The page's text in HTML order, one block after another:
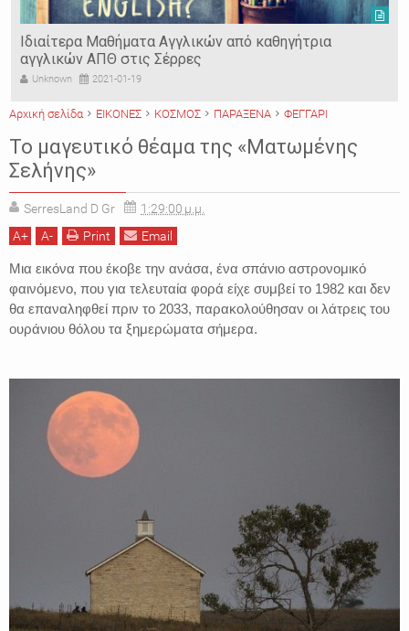
Ιδιαίτερα Μαθήματα Αγγλικών από καθηγήτρια
αγγλικών ΑΠΘ στις Σέρρες
Unknown 2021-01-19
Αρχική σελίδα ΕΙΚΟΝΕΣ ΚΟΣΜΟΣ ΠΑΡΑΞΕΝΑ ΦΕΓΓΑΡΙ
Το μαγευτικό θέαμα της «Ματωμένης
Σελήνης»
SerresLand D Gr
1:29:00 μ.μ.
A+ A- Print Email
Μια εικόνα που έκοβε την ανάσα, ένα σπάνιο αστρονομικό
φαινόμενο, που για τελευταία φορά είχε συμβεί το 1982 και δεν
θα επαναληφθεί πριν το 2033, παρακολούθησαν οι λάτρεις του
ουράνιου θόλου τα ξημερώματα σήμερα.
Ikaroi B.C.